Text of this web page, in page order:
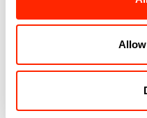
4 premières